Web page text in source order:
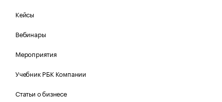
Кейсы
Вебинары
Мероприятия
Учебник РБК Компании
Статьи о бизнесе